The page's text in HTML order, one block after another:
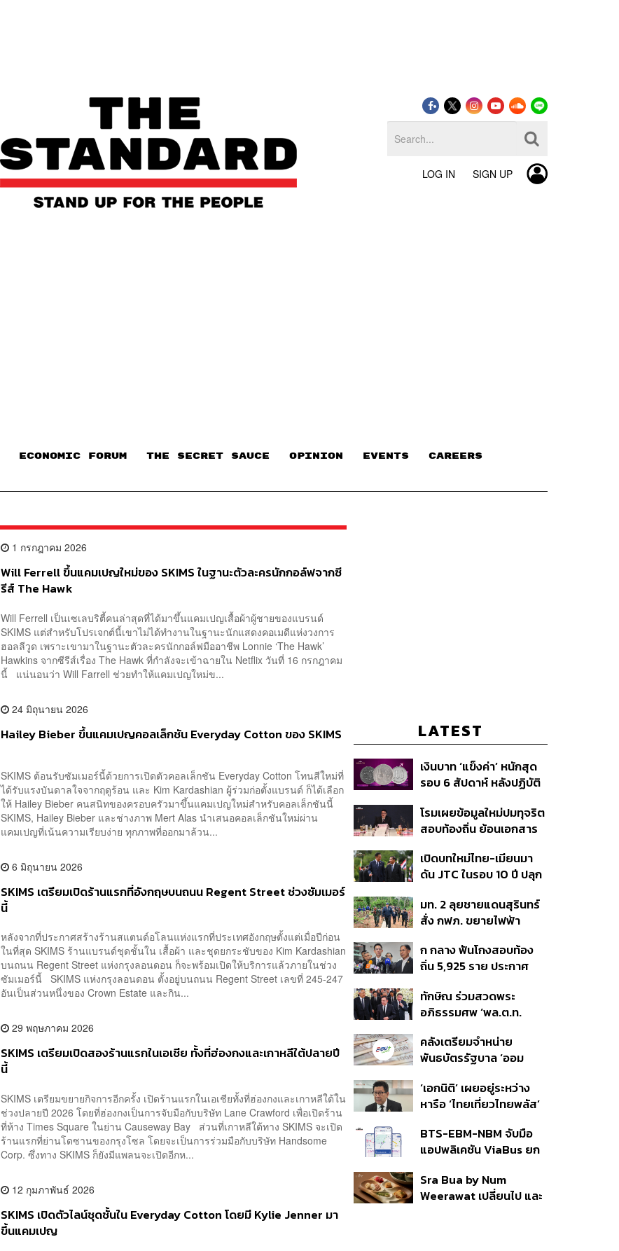
LOG IN SIGN UP
ECONOMIC FORUM THE SECRET SAUCE​ OPINION EVENTS CAREERS
1 กรกฎาคม 2026
Will Ferrell ขึ้นแคมเปญใหม่ของ SKIMS ในฐานะตัวละครนักกอล์ฟจากซี
รีส์ The Hawk
Will Ferrell เป็นเซเลบริตี้คนล่าสุดที่ได้มาขึ้นแคมเปญเสื้อผ้าผู้ชายของแบรนด์
SKIMS แต่สำหรับโปรเจกต์นี้เขาไม่ได้ทำงานในฐานะนักแสดงคอเมดีแห่งวงการ
ฮอลลีวูด เพราะเขามาในฐานะตัวละครนักกอล์ฟมืออาชีพ Lonnie ‘The Hawk’
Hawkins จากซีรีส์เรื่อง The Hawk ที่กำลังจะเข้าฉายใน Netflix วันที่ 16 กรกฎาคม
นี้ แน่นอนว่า Will Farrell ช่วยทำให้แคมเปญใหม่ข...
24 มิถุนายน 2026
Hailey Bieber ขึ้นแคมเปญคอลเล็กชัน Everyday Cotton ของ SKIMS
SKIMS ต้อนรับซัมเมอร์นี้ด้วยการเปิดตัวคอลเล็กชัน Everyday Cotton โทนสีใหม่ที่
ได้รับแรงบันดาลใจจากฤดูร้อน และ Kim Kardashian ผู้ร่วมก่อตั้งแบรนด์ ก็ได้เลือก
ให้ Hailey Bieber คนสนิทของครอบครัวมาขึ้นแคมเปญใหม่สำหรับคอลเล็กชันนี้
SKIMS, Hailey Bieber และช่างภาพ Mert Alas นำเสนอคอลเล็กชันใหม่ผ่าน
แคมเปญที่เน้นความเรียบง่าย ทุกภาพที่ออกมาล้วน...
6 มิถุนายน 2026
SKIMS เตรียมเปิดร้านแรกที่อังกฤษบนถนน Regent Street ช่วงซัมเมอร์
นี้
หลังจากที่ประกาศสร้างร้านสแตนด์อโลนแห่งแรกที่ประเทศอังกฤษตั้งแต่เมื่อปีก่อน
ในที่สุด SKIMS ร้านแบรนด์ชุดชั้นใน เสื้อผ้า และชุดยกระชับของ Kim Kardashian
บนถนน Regent Street แห่งกรุงลอนดอน ก็จะพร้อมเปิดให้บริการแล้วภายในช่วง
ซัมเมอร์นี้ SKIMS แห่งกรุงลอนดอน ตั้งอยู่บนถนน Regent Street เลขที่ 245-247
อันเป็นส่วนหนึ่งของ Crown Estate และกิน...
29 พฤษภาคม 2026
SKIMS เตรียมเปิดสองร้านแรกในเอเชีย ทั้งที่ฮ่องกงและเกาหลีใต้ปลายปี
นี้
SKIMS เตรียมขยายกิจการอีกครั้ง เปิดร้านแรกในเอเชียทั้งที่ฮ่องกงและเกาหลีใต้ใน
ช่วงปลายปี 2026 โดยที่ฮ่องกงเป็นการจับมือกับบริษัท Lane Crawford เพื่อเปิดร้าน
ที่ห้าง Times Square ในย่าน Causeway Bay ส่วนที่เกาหลีใต้ทาง SKIMS จะเปิด
ร้านแรกที่ย่านโดซานของกรุงโซล โดยจะเป็นการร่วมมือกับบริษัท Handsome
Corp. ซึ่งทาง SKIMS ก็ยังมีแพลนจะเปิดอีกห...
12 กุมภาพันธ์ 2026
SKIMS เปิดตัวไลน์ชุดชั้นใน Everyday Cotton โดยมี Kylie Jenner มา
ขึ้นแคมเปญ
LATEST
เงินบาท ‘แข็งค่า’ หนักสุด
รอบ 6 สัปดาห์ หลังปฏิบัติ
สหรัฐฯ-ญี่ปุ่น Standard
Chartered เปิดเป้าสิ้นปีนี้
ต่อดอลลาร์
โรมเผยข้อมูลใหม่ปมทุจริต
สอบท้องถิ่น ย้อนเอกสาร
อนุทิน จ่อสอบต่อเอี่ยว
ตัดตอน ม.บูรพา หรือไม่
เปิดบทใหม่ไทย-เมียนมา
ดัน JTC ในรอบ 10 ปี ปลุก
ชายแดน ท่าเรือน้ำลึก
ทวาย
มท. 2 ลุยชายแดนสุรินทร์
สั่ง กฟภ. ขยายไฟฟ้า
350’ เสริมความมั่นคง
ชายแดน
ก กลาง ฟันโกงสอบท้อง
ถิ่น 5,925 ราย ประกาศ
ราย รอ ป.ป.ช. ขีดเส้นแล้ว
เสร็จ 31 ส.ค.
ทักษิณ ร่วมสวดพระ
อภิธรรมศพ ‘พล.ต.ท.
สิน’ สิริอายุ 103 ปี แกนนำ
เพื่อไทย-บุคคลหลาก
คลังเตรียมจำหน่าย
พันธบัตรรัฐบาล ‘ออม
ก.ย.นี้ อาจเพิ่มสัดส่วนการ
ขายแบบ Small Lot First
‘เอกนิติ’ เผยอยู่ระหว่าง
หารือ ‘ไทยเที่ยวไทยพลัส’
แสนล้าน มั่นใจงบต่อ ‘ไทย
ช่วยไทย พลัส’ เฟส 2 มี
BTS-EBM-NBM จับมือ
แอปพลิเคชัน ViaBus ยก
รถไฟฟ้า 3 สายแบบเรียล
ไทม์
Sra Bua by Num
Weerawat เปลี่ยนไป และ